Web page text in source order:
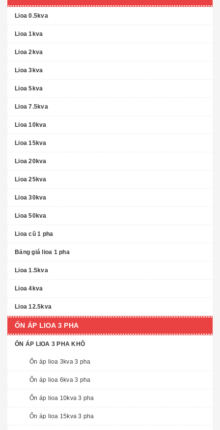
Lioa 0.5kva
Lioa 1kva
Lioa 2kva
Lioa 3kva
Lioa 5kva
Lioa 7.5kva
Lioa 10kva
Lioa 15kva
Lioa 20kva
Lioa 25kva
Lioa 30kva
Lioa 50kva
Lioa cũ 1 pha
Bảng giá lioa 1 pha
Lioa 1.5kva
Lioa 4kva
Lioa 12.5kva
ỔN ÁP LIOA 3 PHA
ỔN ÁP LIOA 3 PHA KHÔ
Ổn áp lioa 3kva 3 pha
Ổn áp lioa 6kva 3 pha
Ổn áp lioa 10kva 3 pha
Ổn áp lioa 15kva 3 pha